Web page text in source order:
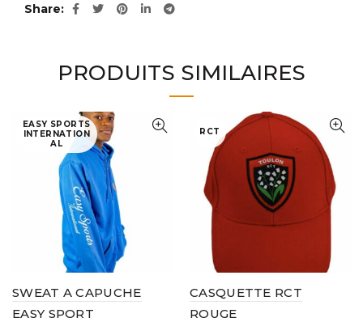
Share
PRODUITS SIMILAIRES
EASY SPORTS
INTERNATION
AL
SWEAT A CAPUCHE
EASY SPORT
RCT
CASQUETTE RCT
ROUGE